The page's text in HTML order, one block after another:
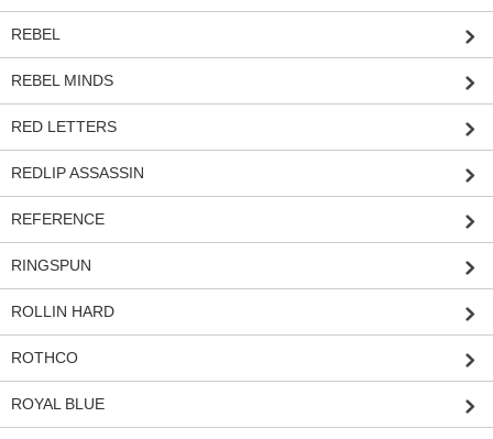
REBEL
REBEL MINDS
RED LETTERS
REDLIP ASSASSIN
REFERENCE
RINGSPUN
ROLLIN HARD
ROTHCO
ROYAL BLUE